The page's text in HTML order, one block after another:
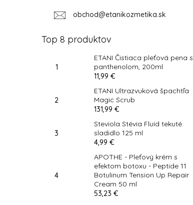
obchod@etanikozmetika.sk
Top 8 produktov
ETANI Čistiaca pleťová pena s
panthenolom, 200ml
11,99 €
ETANI Ultrazvuková špachtľa
Magic Scrub
131,99 €
Steviola Stévia Fluíd tekuté
sladidlo 125 ml
4,99 €
APOTHE - Pleťový krém s
efektom botoxu - Peptide 11
Botulinum Tension Up Repair
Cream 50 ml
53,23 €